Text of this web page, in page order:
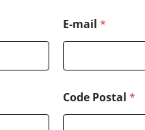
E-mail *
Code Postal *